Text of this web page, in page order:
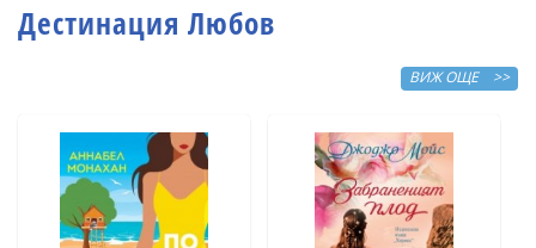
Дестинация Любов
ВИЖ ОЩЕ >>